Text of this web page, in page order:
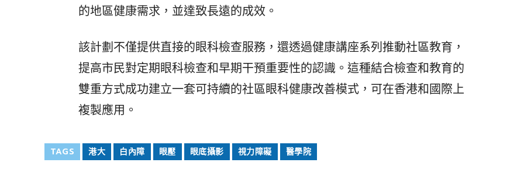
的地區健康需求，並達致長遠的成效。
該計劃不僅提供直接的眼科檢查服務，還透過健康講座系列推動社區教育，
提高市民對定期眼科檢查和早期干預重要性的認識。這種結合檢查和教育的
雙重方式成功建立一套可持續的社區眼科健康改善模式，可在香港和國際上
複製應用。
TAGS 港大 白內障 眼壓 眼底攝影 視力障礙 醫學院